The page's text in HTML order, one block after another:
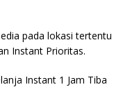
pada lokasi tertentu
Instant Prioritas.
Instant 1 Jam Tiba